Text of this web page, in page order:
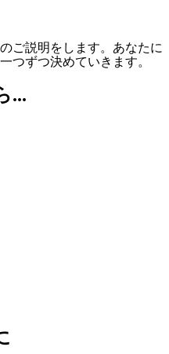
ご説明をします。あなたに
つずつ決めていきます。
...